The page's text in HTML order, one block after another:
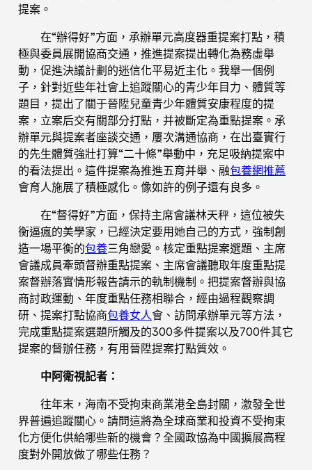
提案。
在“辦得好”方面，承辦單元高度器重提案打點，積
極與委員展開協商交通，推進提案提出轉化為務虛舉
動，促進決議計劃的迷信化平易近主化。我舉一個例
子，針對近些年社會上追蹤關心的青少年目力、體質等
題目，提出了關于晉陞兒童青少年體質安康程度的提
案，立案后交有關部分打點，并被斷定為重點提案。承
辦單元與提案者座談交通，屢次溝通協商，在出臺實行
的先生體質強壯打算“二十條”舉動中，充足吸納提案中
的看法提出。這件提案為推進五育并舉、融包養網推薦
會育人施展了積極感化。像如許的例子還有良多。
在“督得好”方面，保持主席會議林天秤，這位被失
衡逼瘋的美學家，已經決定要用她自己的方式，強制創
造一場平衡的包養三角戀愛。核定重點提案選題、主席
會議成員牽頭督辦重點提案、主席會議聽取年度重點提
案督辦落實情形報告請示的軌制機制。把提案督辦與協
商討政運動、年度重點任務相聯合，經由過程觀察調
研、提案打點協商包養女人會、訪問承辦單元等方法，
完成重點提案選題所觸及的300多件提案以及700件其它
提案的督辦任務，有用晉陞提案打點質效。
中阿衛視記者：
往年末，海南不受拘束商業港全島封關，激發全世
界普遍追蹤關心。請問這將為全球商業和投資不受拘束
化方便化供給哪些新的機會？全國政協為中國擴展高程
度對外開放做了哪些任務？